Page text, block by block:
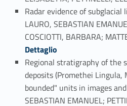
Radar evidence of
LAURO, SEBASTIAN
COSCIOTTI, BARBARA;
Dettaglio
Regional stratigraphy of the
deposits (Promethei
bounded" units in images
SEBASTIAN EMANUEL;